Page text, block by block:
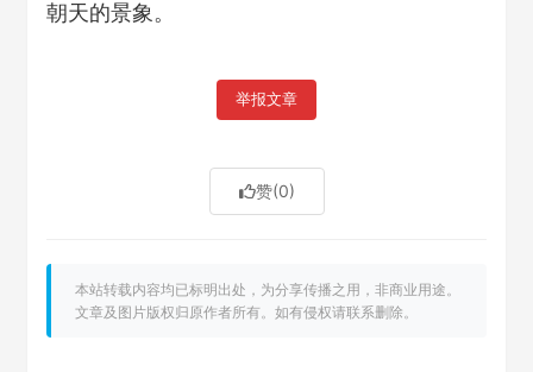
朝天的景象。
举报文章
赞(0)
本站转载内容均已标明出处，为分享传播之用，非商业用途。
文章及图片版权归原作者所有。如有侵权请联系删除。